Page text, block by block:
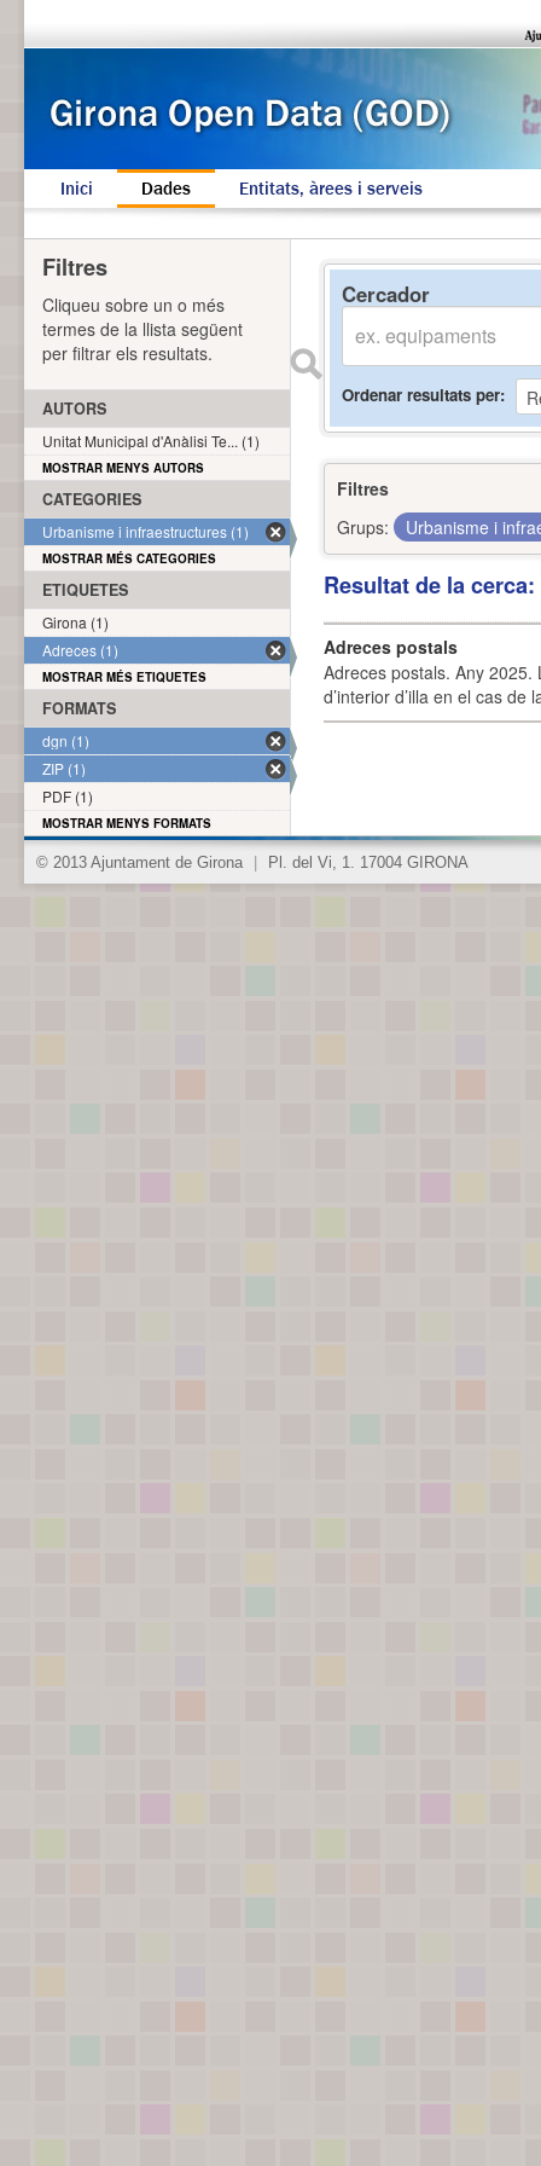
Inici Dades Entitats, àrees i serveis
Cercador
Ordenar resultats per
Filtres
Grups:
Urbanisme i
Resultat de la
Adreces postals
Adreces postals. Any 2025.
d’interior d’illa en el cas
Filtres
Cliqueu sobre un o més
termes de la llista següent
per filtrar els resultats.
AUTORS
Unitat Municipal d'Anàlisi Te... (1)
MOSTRAR MENYS AUTORS
CATEGORIES
Urbanisme i infraestructures (1)
MOSTRAR MÉS CATEGORIES
ETIQUETES
Girona (1)
Adreces (1)
MOSTRAR MÉS ETIQUETES
FORMATS
dgn (1)
ZIP (1)
PDF (1)
MOSTRAR MENYS FORMATS
© 2013 Ajuntament de Girona Pl. del Vi, 1. 17004 GIRONA